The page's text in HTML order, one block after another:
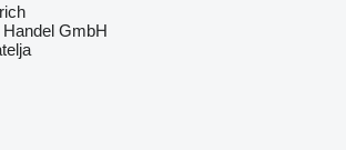
GmbH